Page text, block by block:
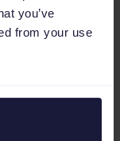
you’ve
from your use
kopen
ze te